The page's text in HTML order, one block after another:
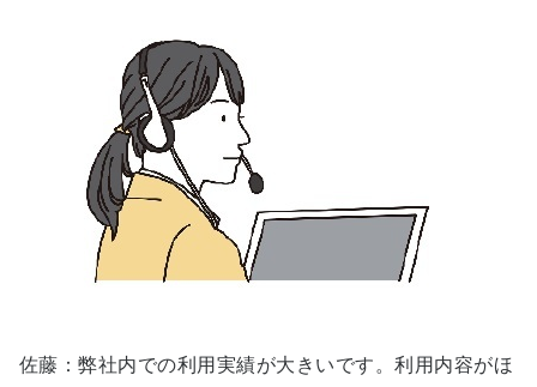
佐藤：弊社内での利用実績が大きいです。利用内容がほ